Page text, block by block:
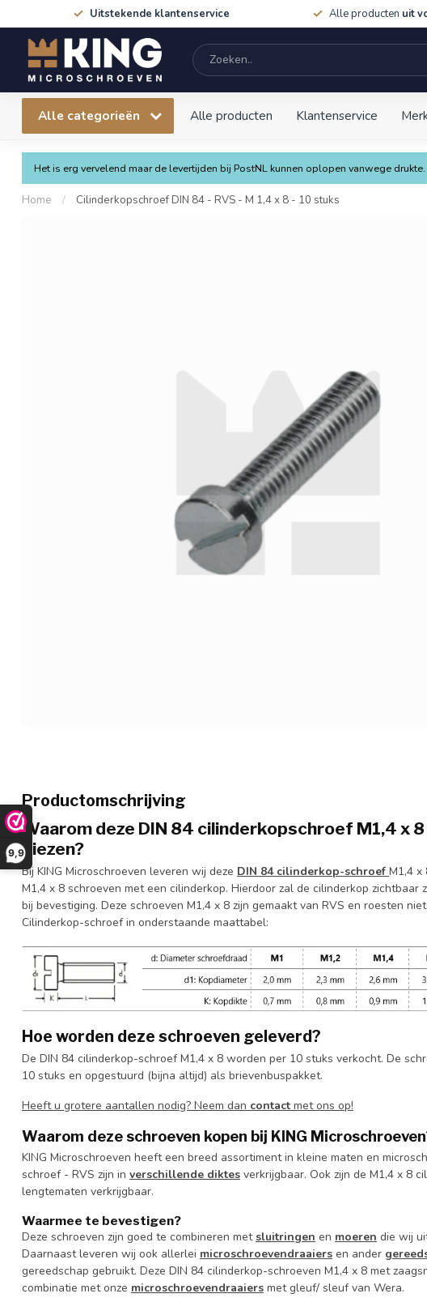
9,9
Uitstekende klantenservice Alle producten uit
Alle categorieën Alle producten Klantenservice
Het is erg vervelend maar de levertijden bij PostNL kunnen oplopen vanwege
Home / Cilinderkopschroef DIN 84 - RVS - M 1,4 x 8 - 10 stuks
Productomschrijving
Waarom deze DIN 84 cilinderkopschroef M1,4 x
kiezen?
Bij KING Microschroeven leveren wij deze DIN 84 cilinderkop-schroef M1,4 x
M1,4 x 8 schroeven met een cilinderkop. Hierdoor zal de cilinderkop zichtbaar
bij bevestiging. Deze schroeven M1,4 x 8 zijn gemaakt van RVS en roesten
Cilinderkop-schroef in onderstaande maattabel:
Hoe worden deze schroeven geleverd?
De DIN 84 cilinderkop-schroef M1,4 x 8 worden per 10 stuks verkocht. De
10 stuks en opgestuurd (bijna altijd) als brievenbuspakket.
Heeft u grotere aantallen nodig? Neem dan contact met ons op!
Waarom deze schroeven kopen bij KING
KING Microschroeven heeft een breed assortiment in kleine maten en
schroef - RVS zijn in verschillende diktes verkrijgbaar. Ook zijn de M1,4 x 8
lengtematen verkrijgbaar.
Waarmee te bevestigen?
Deze schroeven zijn goed te combineren met sluitringen en moeren die wij
Daarnaast leveren wij ook allerlei microschroevendraaiers en ander
gereedschap gebruikt. Deze DIN 84 cilinderkop-schroeven M1,4 x 8 met
combinatie met onze microschroevendraaiers met gleuf/ sleuf van Wera.